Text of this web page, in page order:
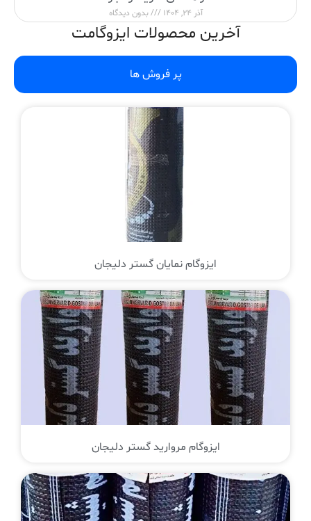
آذر 24, 1404 بدون دیدگاه
آخرین محصولات ایزوگامت
پر فروش ها
ایزوگام نمایان گستر دلیجان
ایزوگام مروارید گستر دلیجان